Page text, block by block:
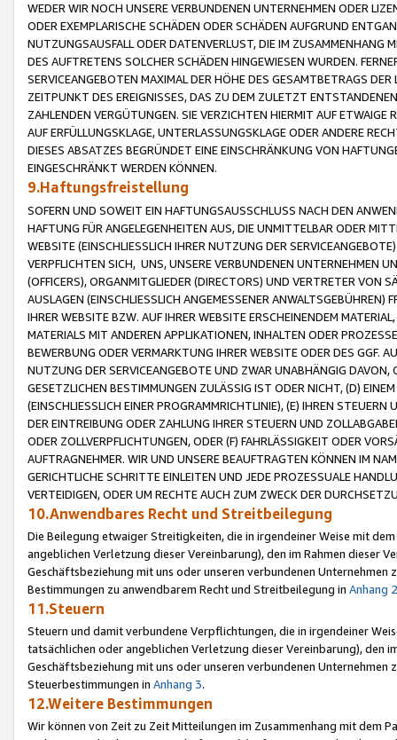
WEDER WIR NOCH UNSERE VERBUNDENEN UNTERNEHMEN ODER
ODER EXEMPLARISCHE SCHÄDEN ODER SCHÄDEN AUFGRUND
NUTZUNGSAUSFALL ODER DATENVERLUST, DIE IM ZUSAMMENHANG
DES AUFTRETENS SOLCHER SCHÄDEN HINGEWIESEN WURDEN.
SERVICEANGEBOTEN MAXIMAL DER HÖHE DES GESAMTBETRAGS
ZEITPUNKT DES EREIGNISSES, DAS ZU DEM ZULETZT
ZAHLENDEN VERGÜTUNGEN. SIE VERZICHTEN HIERMIT AUF
AUF ERFÜLLUNGSKLAGE, UNTERLASSUNGSKLAGE ODER ANDERE
DIESES ABSATZES BEGRÜNDET EINE EINSCHRÄNKUNG VON
EINGESCHRÄNKT WERDEN KÖNNEN.
9.Haftungsfreistellung
SOFERN UND SOWEIT EIN HAFTUNGSAUSSCHLUSS NACH DEN
HAFTUNG FÜR ANGELEGENHEITEN AUS, DIE UNMITTELBAR ODER
WEBSITE (EINSCHLIESSLICH IHRER NUTZUNG DER
VERPFLICHTEN SICH, UNS, UNSERE VERBUNDENEN UNTERNEHMEN
(OFFICERS), ORGANMITGLIEDER (DIRECTORS) UND VERTRETER VON
AUSLAGEN (EINSCHLIESSLICH ANGEMESSENER
IHRER WEBSITE BZW. AUF IHRER WEBSITE ERSCHEINENDEM
MATERIALS MIT ANDEREN APPLIKATIONEN, INHALTEN ODER
BEWERBUNG ODER VERMARKTUNG IHRER WEBSITE ODER DES GGF.
NUTZUNG DER SERVICEANGEBOTE UND ZWAR UNABHÄNGIG
GESETZLICHEN BESTIMMUNGEN ZULÄSSIG IST ODER NICHT, (D)
(EINSCHLIESSLICH EINER PROGRAMMRICHTLINIE), (E) IHREN
DER EINTREIBUNG ODER ZAHLUNG IHRER STEUERN UND
ODER ZOLLVERPFLICHTUNGEN, ODER (F) FAHRLÄSSIGKEIT ODER
AUFTRAGNEHMER. WIR UND UNSERE BEAUFTRAGTEN KÖNNEN IM
GERICHTLICHE SCHRITTE EINLEITEN UND JEDE PROZESSUALE
VERTEIDIGEN, ODER UM RECHTE AUCH ZUM ZWECK DER
10.Anwendbares Recht und Streitbeilegung
Die Beilegung etwaiger Streitigkeiten, die in irgendeiner Weise mit
angeblichen Verletzung dieser Vereinbarung), den im Rahmen dieser
Geschäftsbeziehung mit uns oder unseren verbundenen
Bestimmungen zu anwendbarem Recht und Streitbeilegung in Anhang 2
11.Steuern
Steuern und damit verbundene Verpflichtungen, die in irgendeiner
tatsächlichen oder angeblichen Verletzung dieser Vereinbarung), den
Geschäftsbeziehung mit uns oder unseren verbundenen
Steuerbestimmungen in Anhang 3.
12.Weitere Bestimmungen
Wir können von Zeit zu Zeit Mitteilungen im Zusammenhang mit dem